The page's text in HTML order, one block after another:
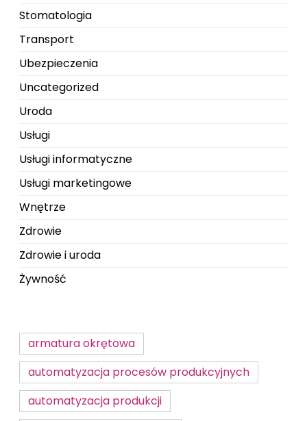
Stomatologia
Transport
Ubezpieczenia
Uncategorized
Uroda
Usługi
Usługi informatyczne
Usługi marketingowe
Wnętrze
Zdrowie
Zdrowie i uroda
Żywność
armatura okrętowa
automatyzacja procesów produkcyjnych
automatyzacja produkcji